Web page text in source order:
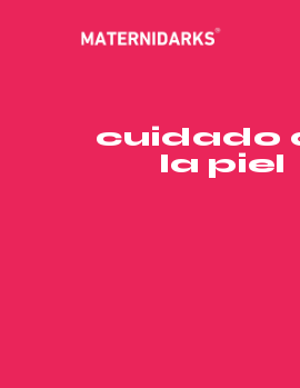
cuidado
la piel